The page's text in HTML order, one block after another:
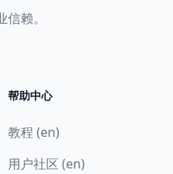
赖。
帮助中心
教程 (en)
用户社区 (en)